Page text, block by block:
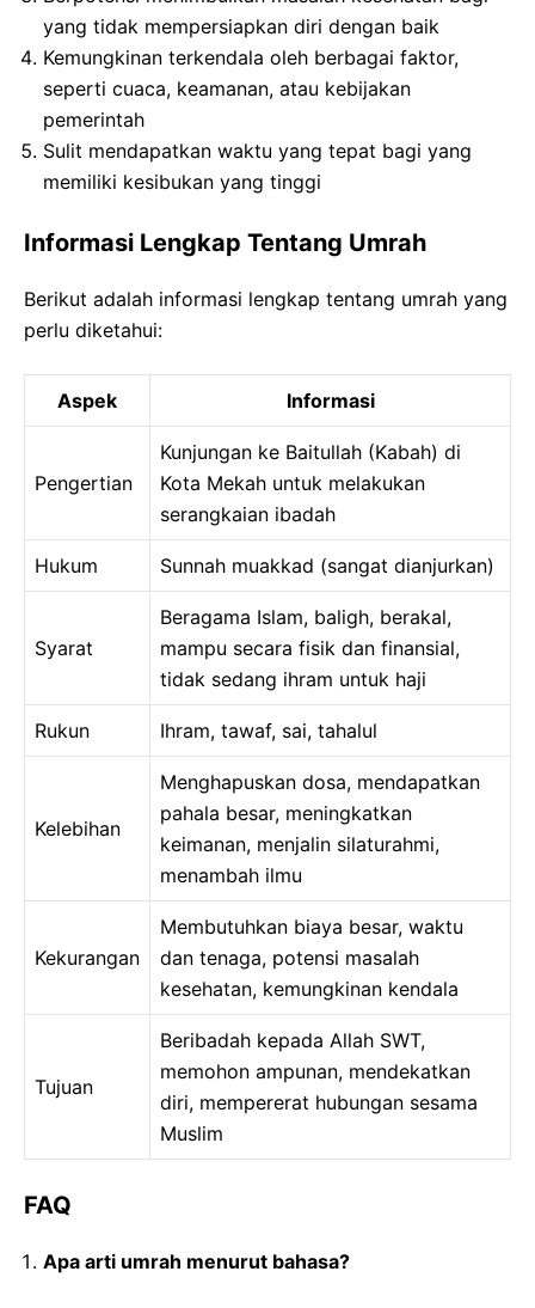
yang tidak mempersiapkan diri dengan baik
Kemungkinan terkendala oleh berbagai faktor,
seperti cuaca, keamanan, atau kebijakan
pemerintah
Sulit mendapatkan waktu yang tepat bagi yang
memiliki kesibukan yang tinggi
Informasi Lengkap Tentang Umrah
Berikut adalah informasi lengkap tentang umrah yang
perlu diketahui:
Aspek Informasi
Pengertian
Kunjungan ke Baitullah (Kabah) di
Kota Mekah untuk melakukan
serangkaian ibadah
Hukum Sunnah muakkad (sangat dianjurkan)
Syarat
Beragama Islam, baligh, berakal,
mampu secara fisik dan finansial,
tidak sedang ihram untuk haji
Rukun Ihram, tawaf, sai, tahalul
Kelebihan
Menghapuskan dosa, mendapatkan
pahala besar, meningkatkan
keimanan, menjalin silaturahmi,
menambah ilmu
Kekurangan
Membutuhkan biaya besar, waktu
dan tenaga, potensi masalah
kesehatan, kemungkinan kendala
Tujuan
Beribadah kepada Allah SWT,
memohon ampunan, mendekatkan
diri, mempererat hubungan sesama
Muslim
FAQ
Apa arti umrah menurut bahasa?